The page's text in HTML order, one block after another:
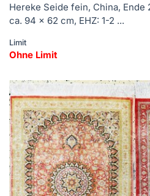
Hereke Seide fein, China,
ca. 94 x 62 cm, EHZ: 1-2 ...
Limit
Ohne Limit